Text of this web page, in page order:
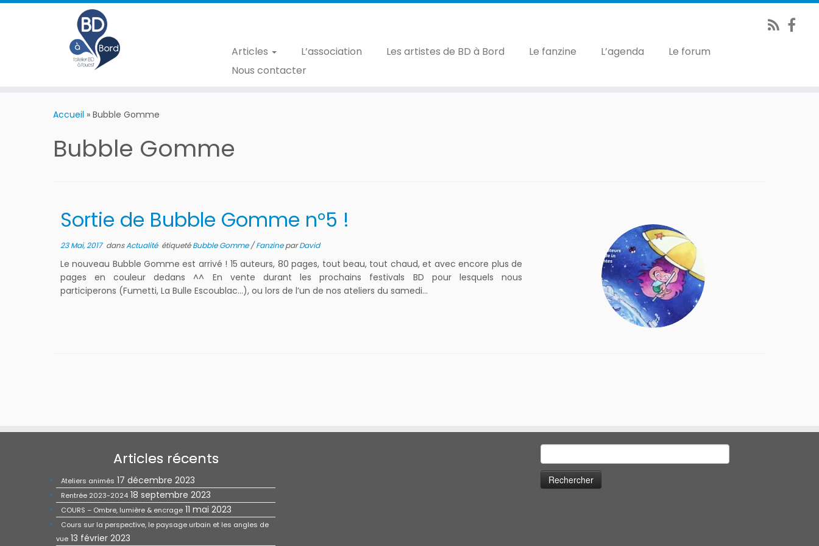
Articles L’association Les artistes de BD à Bord Le fanzine L’agenda
Le forum
Nous contacter
Accueil » Bubble Gomme
Bubble Gomme
Sortie de Bubble Gomme n°5 !
23 Mai, 2017dansActualité étiquetéBubble Gomme/FanzineparDavid
Le nouveau Bubble Gomme est arrivé ! 15 auteurs, 80 pages, tout beau, tout chaud, et avec encore plus de
pages en couleur dedans ^^ En vente durant les prochains festivals BD pour lesquels nous
participerons (Fumetti, La Bulle Escoublac…), ou lors de l’un de nos ateliers du samedi…
Articles récents
Ateliers animés 17 décembre 2023
Rentrée 2023-2024 18 septembre 2023
COURS – Ombre, lumière & encrage 11 mai 2023
Cours sur la perspective, le paysage urbain et les angles de
vue 13 février 2023